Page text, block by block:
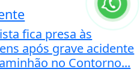
fica presa às
após grave acidente
no Contorno...